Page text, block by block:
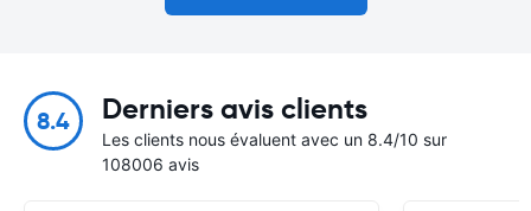
8.4 Derniers avis clients
Les clients nous évaluent avec un 8.4/10 sur
108006 avis